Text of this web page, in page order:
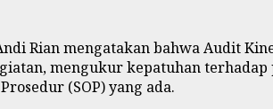
Rian mengatakan bahwa Audit
mengukur kepatuhan
(SOP) yang ada.